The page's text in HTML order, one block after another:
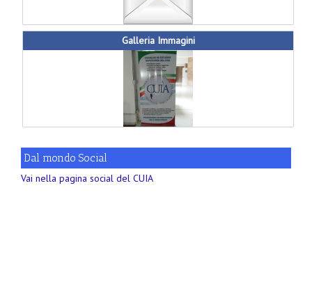
Galleria Immagini
Dal mondo Social
Vai nella pagina social del CUIA